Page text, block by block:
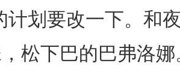
划要改一下。和
松下巴的巴弗洛娜